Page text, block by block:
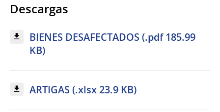
Descargas
BIENES DESAFECTADOS (.pdf 185.99
KB)
ARTIGAS (.xlsx 23.9 KB)